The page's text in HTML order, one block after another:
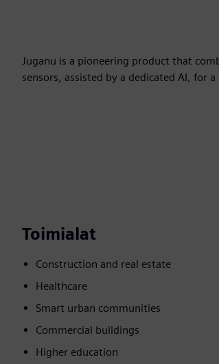
Juganu is a pioneering product that
sensors, assisted by a dedicated AI, for
Toimialat
Construction and real estate
Healthcare
Smart urban communities
Commercial buildings
Higher education